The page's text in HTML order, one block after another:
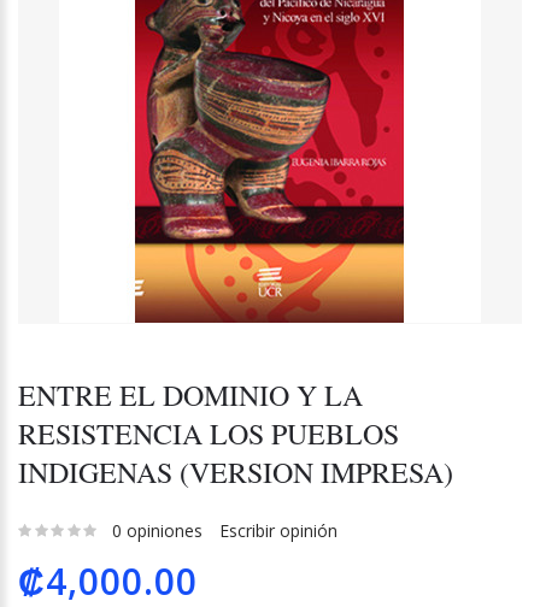
ENTRE EL DOMINIO Y LA
RESISTENCIA LOS PUEBLOS
INDIGENAS (VERSION IMPRESA)
0 opiniones Escribir opinión
₡4,000.00